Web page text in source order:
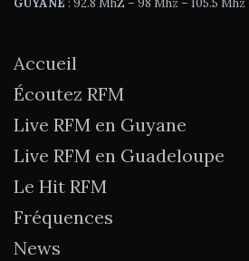
GUYANE : 92.8 MhZ – 98 Mhz – 105.5 Mhz
Accueil
Écoutez RFM
Live RFM en Guyane
Live RFM en Guadeloupe
Le Hit RFM
Fréquences
News